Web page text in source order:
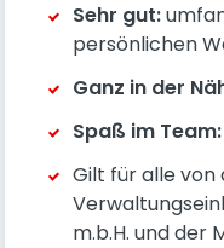
Sehr gut:
persönlichen
Ganz in der
Spaß im Team:
Gilt für alle von
m.b.H. und der